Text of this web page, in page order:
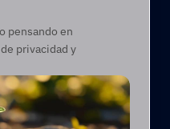
pensando en
privacidad y